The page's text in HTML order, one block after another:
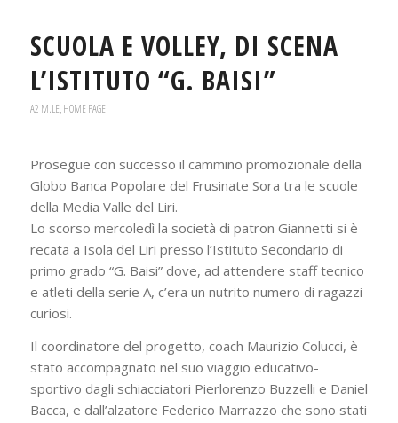
SCUOLA E VOLLEY, DI SCENA
L’ISTITUTO “G. BAISI”
A2 M.LE,HOME PAGE
Prosegue con successo il cammino promozionale della
Globo Banca Popolare del Frusinate Sora tra le scuole
della Media Valle del Liri.
Lo scorso mercoledì la società di patron Giannetti si è
recata a Isola del Liri presso l’Istituto Secondario di
primo grado “G. Baisi” dove, ad attendere staff tecnico
e atleti della serie A, c’era un nutrito numero di ragazzi
curiosi.
Il coordinatore del progetto, coach Maurizio Colucci, è
stato accompagnato nel suo viaggio educativo-
sportivo dagli schiacciatori Pierlorenzo Buzzelli e Daniel
Bacca, e dall’alzatore Federico Marrazzo che sono stati